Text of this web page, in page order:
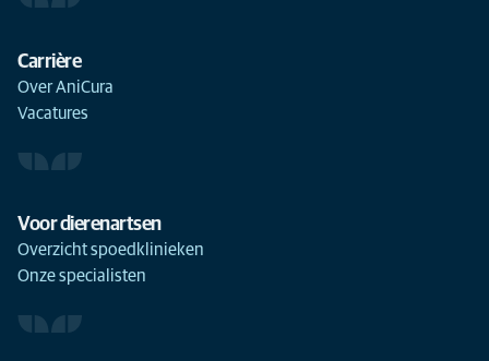
Carrière
Over AniCura
Vacatures
Voor dierenartsen
Overzicht spoedklinieken
Onze specialisten